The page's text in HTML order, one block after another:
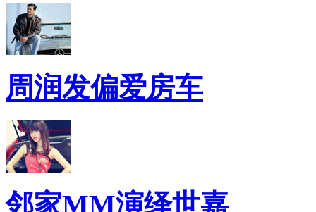
周润发偏爱房车
邻家MM演绎世嘉